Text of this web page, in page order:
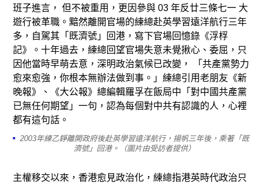
班子進言， 但不被重用，更因參與 03 年反廿三條七一 大
遊行被革職。黯然離開官場的練總赴英學習遠洋航行三年
多，自駕其「既濟號」回港，寫下官場回憶錄《浮桴
記》。十年過去，練總回望官場失意未覺揪心、委屈，只
因他當時早萌去意，深明政治氣候已改變， 「共產黨勢力
愈來愈強，你根本無辦法做到事。」練總引用老朋友《新
晚報》、《大公報》總編輯羅孚在飯局中「對中國共產黨
已無任何期望」一句，認為每個對中共有認識的人，心裡
都有這句話。
2003年練乙錚離開政府後赴英學習遠洋航行，揚帆三年後，乘著「既
濟號」回港。（圖片由受訪者提供）
主權移交以來，香港愈見政治化，練總指港英時代政治只